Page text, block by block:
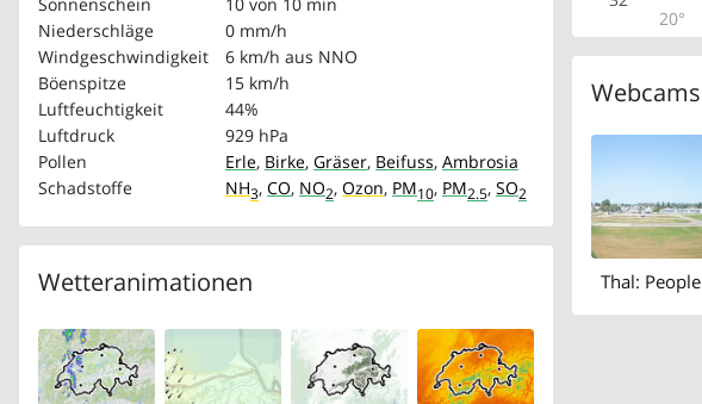
Niederschläge
0 mm/h
Windgeschwindigkeit
6 km/h aus NNO
Böenspitze
15 km/h
Luftfeuchtigkeit
44%
Luftdruck
929 hPa
Pollen
Erle, Birke, Gräser, Beifuss, Ambrosia
Schadstoffe
NH3, CO, NO2, Ozon, PM10, PM2.5, SO2
Wetteranimationen
20°
Webcams